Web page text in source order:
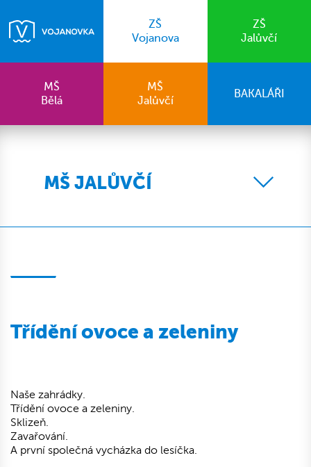
ZŠ
Vojanova
ZŠ
Jalůvčí
MŠ
Bělá
MŠ
Jalůvčí
BAKALÁŘI
MŠ JALŮVČÍ
Třídění ovoce a zeleniny
Naše zahrádky.
Třídění ovoce a zeleniny.
Sklizeň.
Zavařování.
A první společná vycházka do lesíčka.